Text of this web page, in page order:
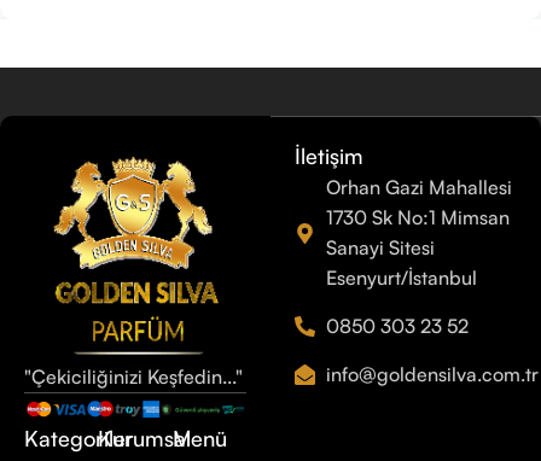
"Çekiciliğinizi Keşfedin..."
KategorilerKurumsalMenü
İletişim
Orhan Gazi Mahallesi
1730 Sk No:1 Mimsan
Sanayi Sitesi
Esenyurt/İstanbul
0850 303 23 52
info@goldensilva.com.tr